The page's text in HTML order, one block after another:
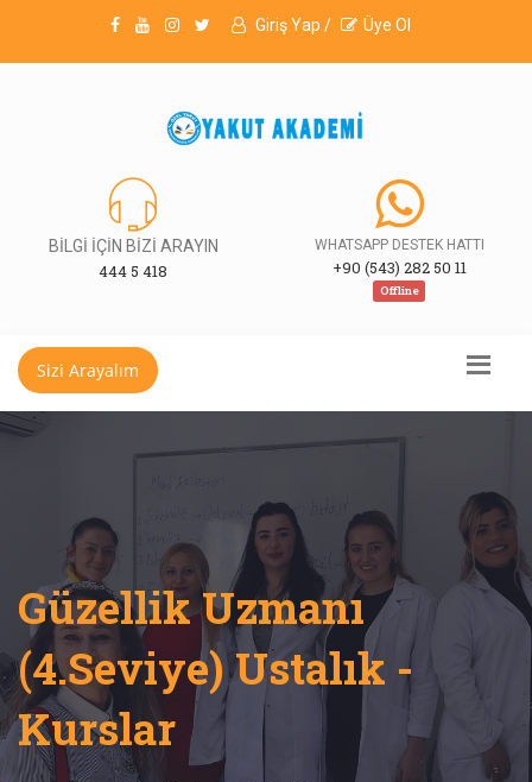
Giriş Yap / Üye Ol
BİLGİ İÇİN BİZİ ARAYIN
444 5 418
WHATSAPP DESTEK HATTI
+90 (543) 282 50 11
Offline
Sizi Arayalım
Güzellik Uzmanı
(4.Seviye) Ustalık -
Kurslar